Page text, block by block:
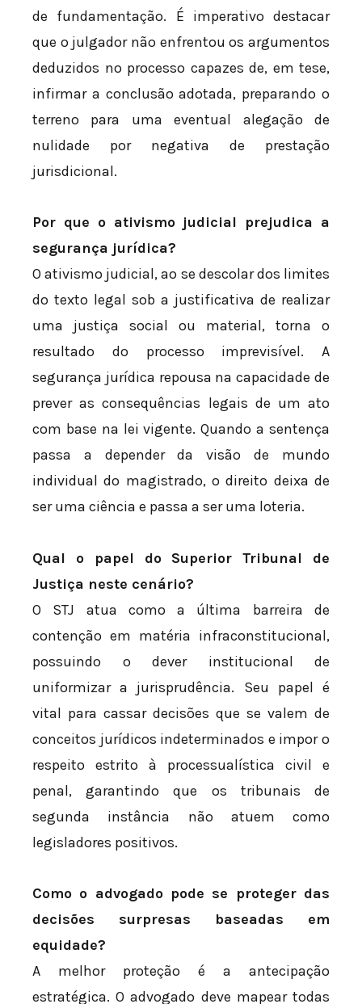
de fundamentação. É imperativo destacar
que o julgador não enfrentou os argumentos
deduzidos no processo capazes de, em tese,
infirmar a conclusão adotada, preparando o
terreno para uma eventual alegação de
nulidade por negativa de prestação
jurisdicional.
Por que o ativismo judicial prejudica a
segurança jurídica?
O ativismo judicial, ao se descolar dos limites
do texto legal sob a justificativa de realizar
uma justiça social ou material, torna o
resultado do processo imprevisível. A
segurança jurídica repousa na capacidade de
prever as consequências legais de um ato
com base na lei vigente. Quando a sentença
passa a depender da visão de mundo
individual do magistrado, o direito deixa de
ser uma ciência e passa a ser uma loteria.
Qual o papel do Superior Tribunal de
Justiça neste cenário?
O STJ atua como a última barreira de
contenção em matéria infraconstitucional,
possuindo o dever institucional de
uniformizar a jurisprudência. Seu papel é
vital para cassar decisões que se valem de
conceitos jurídicos indeterminados e impor o
respeito estrito à processualística civil e
penal, garantindo que os tribunais de
segunda instância não atuem como
legisladores positivos.
Como o advogado pode se proteger das
decisões surpresas baseadas em
equidade?
A melhor proteção é a antecipação
estratégica. O advogado deve mapear todas